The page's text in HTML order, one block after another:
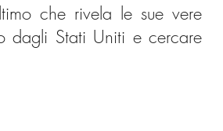
che rivela le sue vere
dagli Stati Uniti e cercare